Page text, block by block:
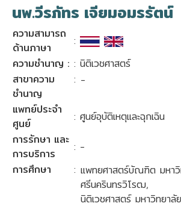
นพ.วีรภัทร เจียมอมรรัตน์
ความสามารถ
ด้านภาษา
:
ความชำนาญ : : นิติเวชศาสตร์
สาขาความ
ชำนาญ
: -
แพทย์ประจำ
ศูนย์
: ศูนย์อุบัติเหตุและฉุกเฉิน
การรักษา และ
การบริการ
: -
การศึกษา
: แพทยศาสตร์บัณฑิต มหา
ศรีนครินทรวิโรฒ,
นิติเวชศาสตร์ มหาวิทยาลั